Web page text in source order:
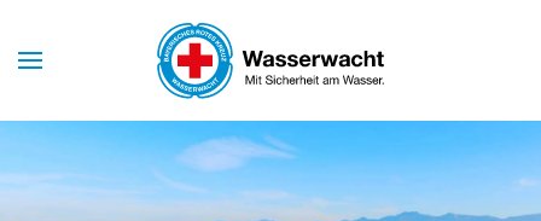
Skip to main content